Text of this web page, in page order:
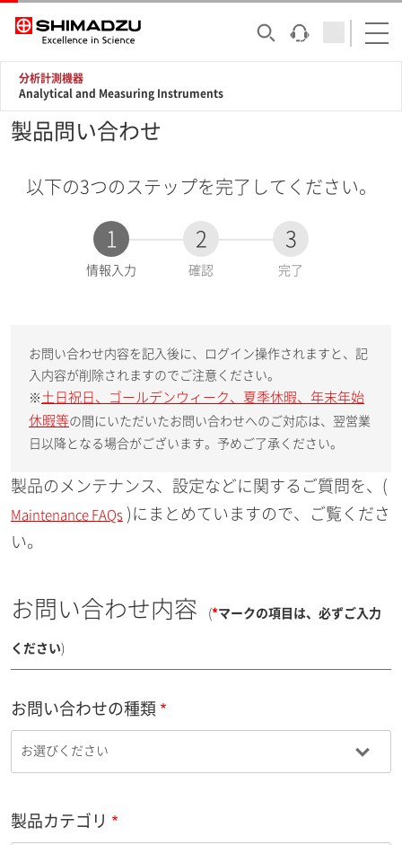
分析計測機器
Analytical and Measuring Instruments
製品問い合わせ
以下の3つのステップを完了してください。
1
現
情報入力
2
確認
3
完了
お問い合わせ内容を記入後に、ログイン操作されますと、記
入内容が削除されますのでご注意ください。
※ 土日祝日、ゴールデンウィーク、夏季休暇、年末年始
休暇等の間にいただいたお問い合わせへのご対応は、翌営業
日以降となる場合がございます。予めご了承ください。
製品のメンテナンス、設定などに関するご質問を、(
Maintenance FAQs )にまとめていますので、ご覧くださ
い。
お問い合わせ内容 (*マークの項目は、必ずご入力
ください)
お問い合わせの種類
製品カテゴリ